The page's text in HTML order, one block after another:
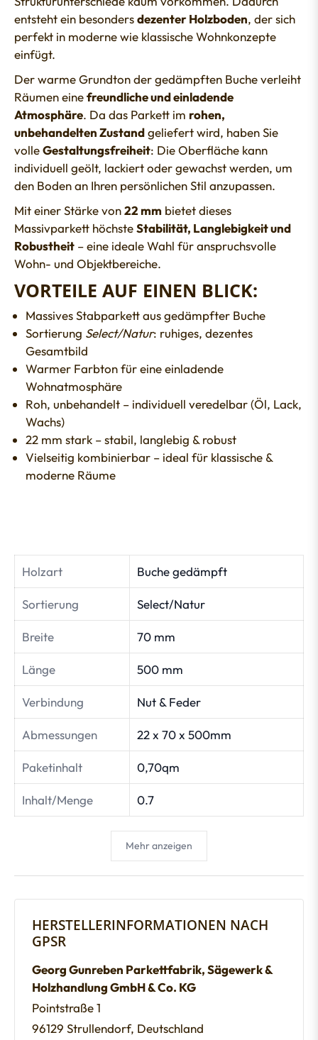
entsteht ein besondersdezenter Holzboden, der sich
perfekt in moderne wie klassische Wohnkonzepte
einfügt.
Der warme Grundton der gedämpften Buche verleiht
Räumen einefreundliche und einladende
Atmosphäre. Da das Parkett im rohen,
unbehandelten Zustandgeliefert wird, haben Sie
volleGestaltungsfreiheit: Die Oberfläche kann
individuell geölt, lackiert oder gewachst werden, um
den Boden an Ihren persönlichen Stil anzupassen.
Mit einer Stärke von22 mm bietet dieses
Massivparkett höchsteStabilität, Langlebigkeit und
Robustheit – eine ideale Wahl für anspruchsvolle
Wohn- und Objektbereiche.
VORTEILE AUF EINEN BLICK:
Massives Stabparkett aus gedämpfter Buche
Sortierung Select/Natur: ruhiges, dezentes
Gesamtbild
Warmer Farbton für eine einladende
Wohnatmosphäre
Roh, unbehandelt – individuell veredelbar (Öl, Lack,
Wachs)
22 mm stark – stabil, langlebig & robust
Vielseitig kombinierbar – ideal für klassische &
moderne Räume
Holzart Buche gedämpft
Sortierung Select/Natur
Breite 70 mm
Länge 500 mm
Verbindung Nut & Feder
Abmessungen 22 x 70 x 500mm
Paketinhalt 0,70qm
Inhalt/Menge 0.7
Mehr anzeigen
HERSTELLERINFORMATIONEN NACH
GPSR
Georg Gunreben Parkettfabrik, Sägewerk &
Holzhandlung GmbH & Co. KG
Pointstraße 1
96129 Strullendorf, Deutschland